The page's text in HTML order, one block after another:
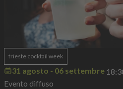
trieste cocktail week
31 agosto - 06 settembre
Evento diffuso